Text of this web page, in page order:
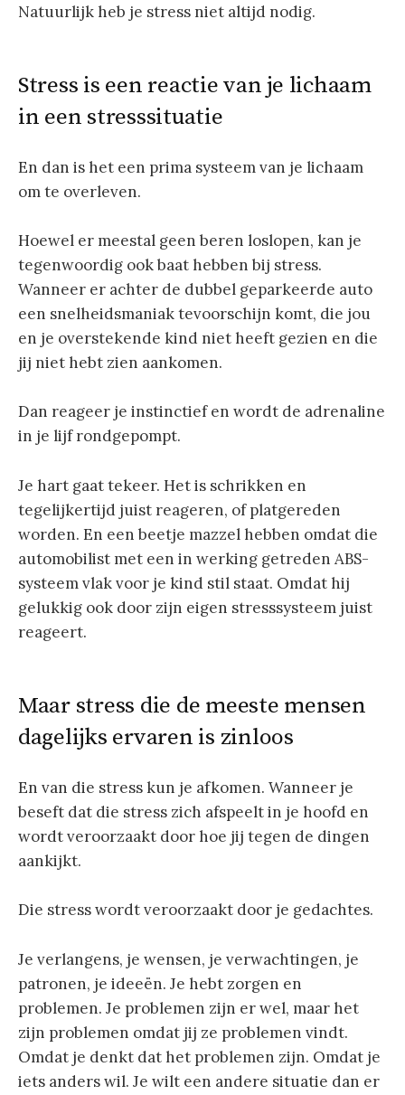
Natuurlijk heb je stress niet altijd nodig.
Stress is een reactie van je lichaam
in een stresssituatie
En dan is het een prima systeem van je lichaam
om te overleven.
Hoewel er meestal geen beren loslopen, kan je
tegenwoordig ook baat hebben bij stress.
Wanneer er achter de dubbel geparkeerde auto
een snelheidsmaniak tevoorschijn komt, die jou
en je overstekende kind niet heeft gezien en die
jij niet hebt zien aankomen.
Dan reageer je instinctief en wordt de adrenaline
in je lijf rondgepompt.
Je hart gaat tekeer. Het is schrikken en
tegelijkertijd juist reageren, of platgereden
worden. En een beetje mazzel hebben omdat die
automobilist met een in werking getreden ABS-
systeem vlak voor je kind stil staat. Omdat hij
gelukkig ook door zijn eigen stresssysteem juist
reageert.
Maar stress die de meeste mensen
dagelijks ervaren is zinloos
En van die stress kun je afkomen. Wanneer je
beseft dat die stress zich afspeelt in je hoofd en
wordt veroorzaakt door hoe jij tegen de dingen
aankijkt.
Die stress wordt veroorzaakt door je gedachtes.
Je verlangens, je wensen, je verwachtingen, je
patronen, je ideeën. Je hebt zorgen en
problemen. Je problemen zijn er wel, maar het
zijn problemen omdat jij ze problemen vindt.
Omdat je denkt dat het problemen zijn. Omdat je
iets anders wil. Je wilt een andere situatie dan er